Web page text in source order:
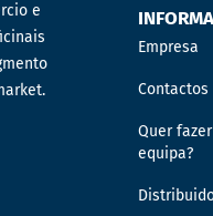
e
Empresa
Contactos
Quer
equipa?